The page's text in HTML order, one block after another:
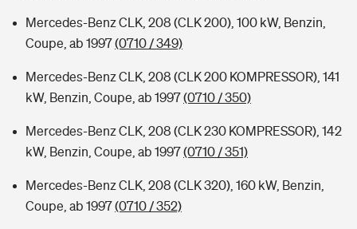
Sie haben Fragen?
Zur Übersicht
Tools
Kinderunfall-Check: Mehr Sicherheit für deine Kids
Sie haben Fragen?
Mercedes-Benz CLK, 208 (CLK 200), 100 kW, Benzin,
Coupe, ab 1997(0710 / 349)
Mercedes-Benz CLK, 208 (CLK 200 KOMPRESSOR), 141
kW, Benzin, Coupe, ab 1997(0710 / 350)
Mercedes-Benz CLK, 208 (CLK 230 KOMPRESSOR), 142
kW, Benzin, Coupe, ab 1997(0710 / 351)
Mercedes-Benz CLK, 208 (CLK 320), 160 kW, Benzin,
Coupe, ab 1997(0710 / 352)